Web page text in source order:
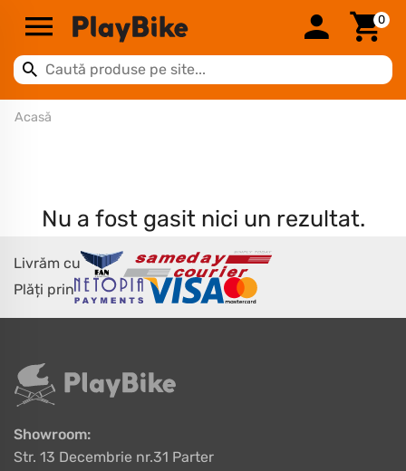
0
Acasă
Nu a fost gasit nici un rezultat.
Livrăm cu
Plăți prin
Showroom:
Str. 13 Decembrie nr.31 Parter